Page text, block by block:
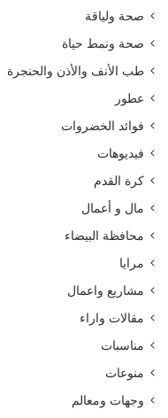
صحة ولياقة
صحة ونمط حياة
طب الأنف والأذن والحنجرة
عطور
فوائد الخضروات
فيديوهات
كرة القدم
مال و أعمال
محافظة البيضاء
مرايا
مشاريع واعمال
مقالات واراء
مناسبات
منوعات
وجهات ومعالم